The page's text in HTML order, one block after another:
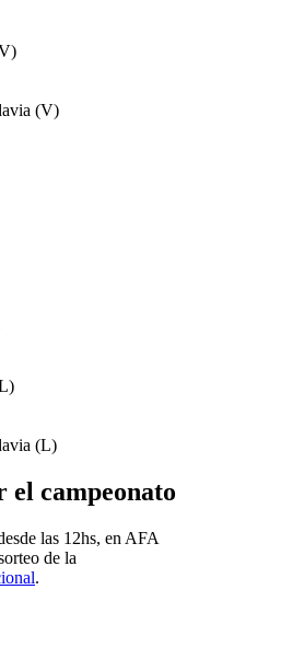
(V)
(L)
el campeonato
las 12hs, en AFA
de la
.